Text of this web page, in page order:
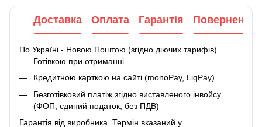
Доставка Оплата Гарантія Повернення
По Україні - Новою Поштою (згідно діючих тарифів).
Готівкою при отриманні
Кредитною карткою на сайті (monoPay, LiqPay)
Безготівковий платіж згідно виставленого інвойсу
(ФОП, єдиний податок, без ПДВ)
Гарантія від виробника. Термін вказаний у